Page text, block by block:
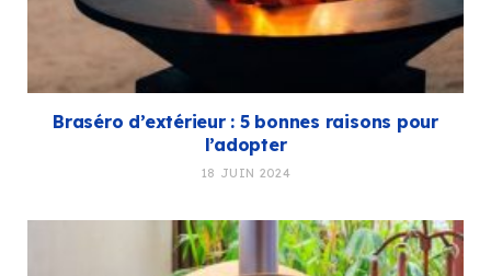
Braséro d’extérieur : 5 bonnes raisons pour
l’adopter
18 JUIN 2024